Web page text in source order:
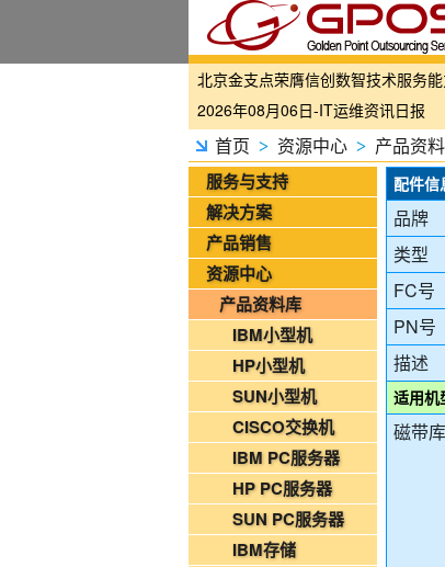
国家铁路局关于印发《“十四五”铁
2026年08月06日-IT运维资讯日报
2026年08月06日-铁路智慧运维资
2026年08月06日-烟草IT运维资讯日
2026年08月05日-金支点IT运维资讯
2026年08月05日-金支点铁路智慧
2026年08月05日-金支点烟草IT运维
20260804-金支点IT运维资讯日报
20260804-金支点铁路智慧运维资讯
20260804-金支点烟草IT运维资讯日报
2026年08月03日-金支点IT运维资讯
2026年08月03日-金支点铁路智慧
2026年08月03日-金支点烟草IT运维
2026年08月02日-金支点IT运维资讯
2026年08月02日-金支点铁路智慧运
国家铁路局关于印发《“十四五”铁
首页 > 资源中心 > 产品资
服务与支持
解决方案
产品销售
资源中心
产品资料库
IBM小型机
HP小型机
SUN小型机
CISCO交换机
IBM PC服务器
HP PC服务器
SUN PC服务器
IBM存储
配件信
品牌
类型
FC号
PN号
描述
适用机
磁带库